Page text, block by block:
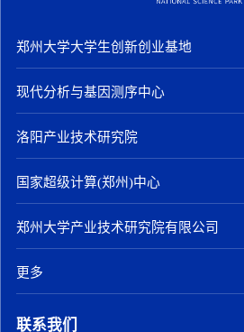
郑州大学大学生创新创业基地
现代分析与基因测序中心
洛阳产业技术研究院
国家超级计算(郑州)中心
郑州大学产业技术研究院有限公司
更多
联系我们